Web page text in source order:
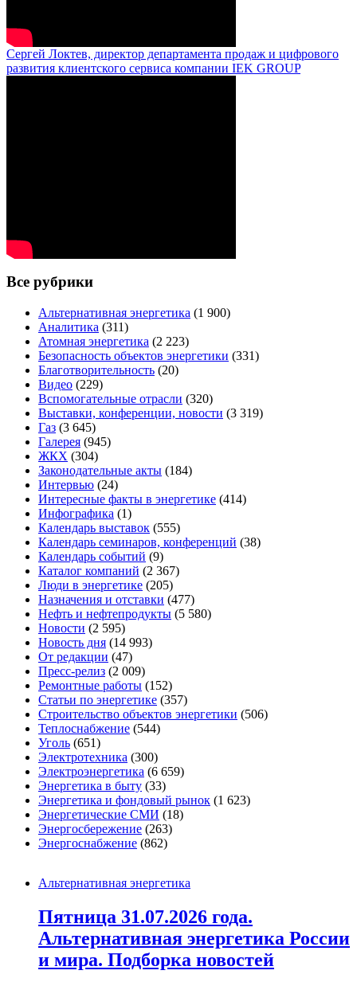
Сергей Локтев, директор департамента продаж и цифрового
развития клиентского сервиса компании IEK GROUP
Все рубрики
Альтернативная энергетика (1 900)
Аналитика (311)
Атомная энергетика (2 223)
Безопасность объектов энергетики (331)
Благотворительность (20)
Видео (229)
Вспомогательные отрасли (320)
Выставки, конференции, новости (3 319)
Газ (3 645)
Галерея (945)
ЖКХ (304)
Законодательные акты (184)
Интервью (24)
Интересные факты в энергетике (414)
Инфографика (1)
Календарь выставок (555)
Календарь семинаров, конференций (38)
Календарь событий (9)
Каталог компаний (2 367)
Люди в энергетике (205)
Назначения и отставки (477)
Нефть и нефтепродукты (5 580)
Новости (2 595)
Новость дня (14 993)
От редакции (47)
Пресс-релиз (2 009)
Ремонтные работы (152)
Статьи по энергетике (357)
Строительство объектов энергетики (506)
Теплоснабжение (544)
Уголь (651)
Электротехника (300)
Электроэнергетика (6 659)
Энергетика в быту (33)
Энергетика и фондовый рынок (1 623)
Энергетические СМИ (18)
Энергосбережение (263)
Энергоснабжение (862)
Альтернативная энергетика
Пятница 31.07.2026 года.
Альтернативная энергетика России
и мира. Подборка новостей